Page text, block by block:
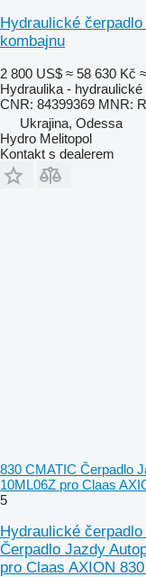
Hydraulické
kombajnu
2 800 US$ ≈ 58 630 Kč
Hydraulika - hydraulické
CNR: 84399369 MNR:
Ukrajina, Odessa
Hydro Melitopol
Kontakt s dealerem
830 CMATIC Čerpadlo
10ML06Z pro Claas
5
Hydraulické
Čerpadlo Jazdy
pro Claas AXION